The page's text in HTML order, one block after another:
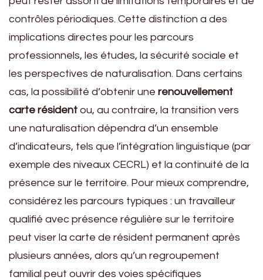
contrôles périodiques. Cette distinction a des
implications directes pour les parcours
professionnels, les études, la sécurité sociale et
les perspectives de naturalisation. Dans certains
cas, la possibilité d’obtenir une renouvellement
carte résident ou, au contraire, la transition vers
une naturalisation dépendra d’un ensemble
d’indicateurs, tels que l’intégration linguistique (par
exemple des niveaux CECRL) et la continuité de la
présence sur le territoire. Pour mieux comprendre,
considérez les parcours typiques : un travailleur
qualifié avec présence régulière sur le territoire
peut viser la carte de résident permanent après
plusieurs années, alors qu’un regroupement
familial peut ouvrir des voies spécifiques